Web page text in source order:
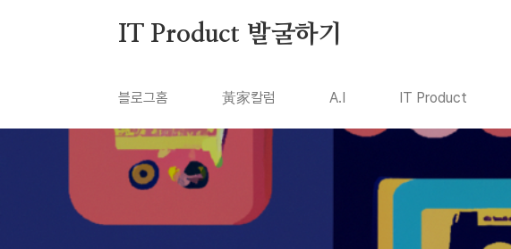
IT Product 발굴하기
블로그홈 黃家칼럼 A.I IT Product